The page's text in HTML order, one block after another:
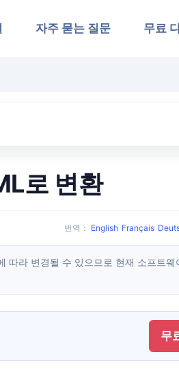
자주 묻는 질문 무료
로 변환
번역 ： English Français
무